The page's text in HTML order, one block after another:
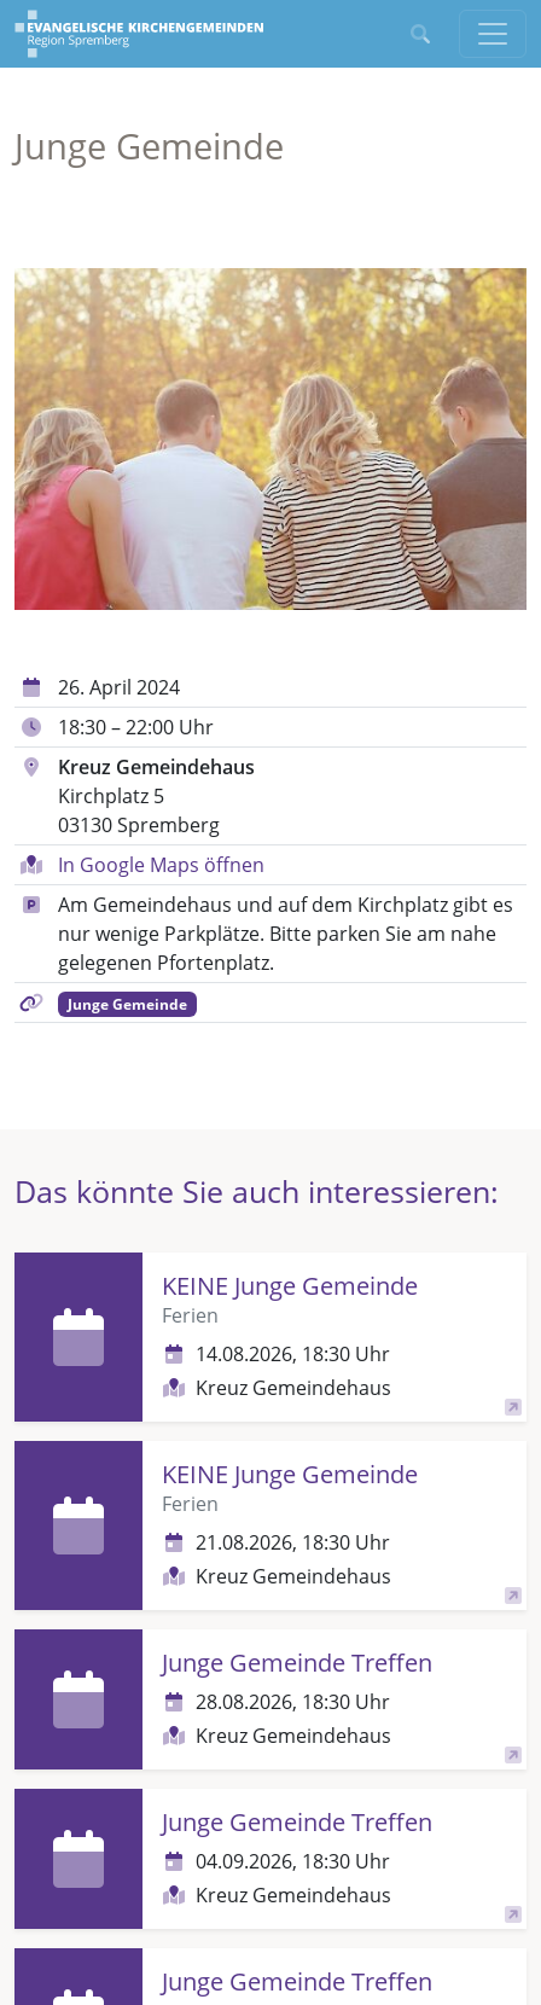
Junge Gemeinde
26. April 2024
18:30 – 22:00 Uhr
Kreuz Gemeindehaus
Kirchplatz 5
03130 Spremberg
In Google Maps öffnen
Am Gemeindehaus und auf dem Kirchplatz gibt es
nur wenige Parkplätze. Bitte parken Sie am nahe
gelegenen Pfortenplatz.
Junge Gemeinde
Das könnte Sie auch interessieren:
KEINE Junge Gemeinde
Ferien
14.08.2026, 18:30 Uhr
Kreuz Gemeindehaus
KEINE Junge Gemeinde
Ferien
21.08.2026, 18:30 Uhr
Kreuz Gemeindehaus
Junge Gemeinde Treffen
28.08.2026, 18:30 Uhr
Kreuz Gemeindehaus
Junge Gemeinde Treffen
04.09.2026, 18:30 Uhr
Kreuz Gemeindehaus
Junge Gemeinde Treffen